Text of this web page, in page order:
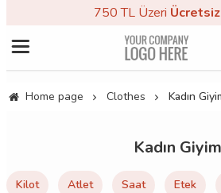
750 TL Üzeri
Home page Clothes Kadın
Kadın Giyim
Kilot Atlet Saat Etek